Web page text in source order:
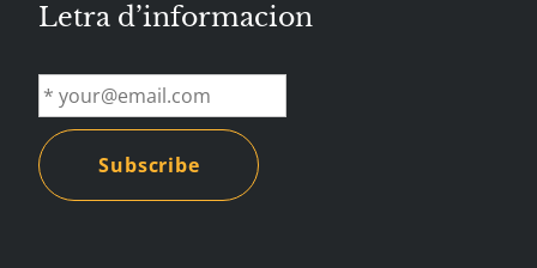
Letra d’informacion